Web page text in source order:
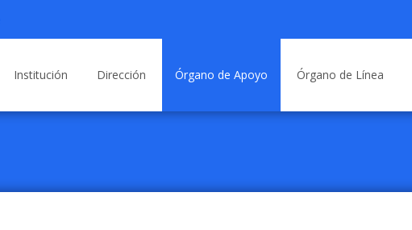
Institución Dirección Órgano de Apoyo Órgano de Línea